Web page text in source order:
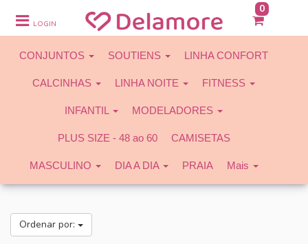
CONJUNTOS
INFANTIL
MODELADORES
PLUS SIZE - 48 ao 60
LOGIN
0
CONJUNTOS SOUTIENS LINHA CONFORT
CALCINHAS LINHA NOITE FITNESS
INFANTIL MODELADORES
PLUS SIZE - 48 ao 60 CAMISETAS
MASCULINO DIA A DIA PRAIA Mais
Ordenar por: